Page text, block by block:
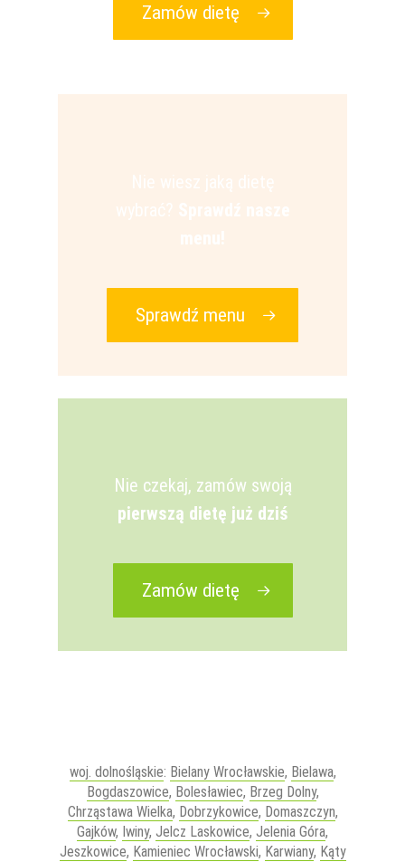
Zamów dietę
Sprawdź menu
Nie czekaj, zamów swoją
pierwszą dietę już dziś
Zamów dietę
woj. dolnośląskie: Bielany Wrocławskie, Bielawa,
Bogdaszowice, Bolesławiec, Brzeg Dolny,
Chrząstawa Wielka, Dobrzykowice, Domaszczyn,
Gajków, Iwiny, Jelcz Laskowice, Jelenia Góra,
Jeszkowice, Kamieniec Wrocławski, Karwiany, Kąty